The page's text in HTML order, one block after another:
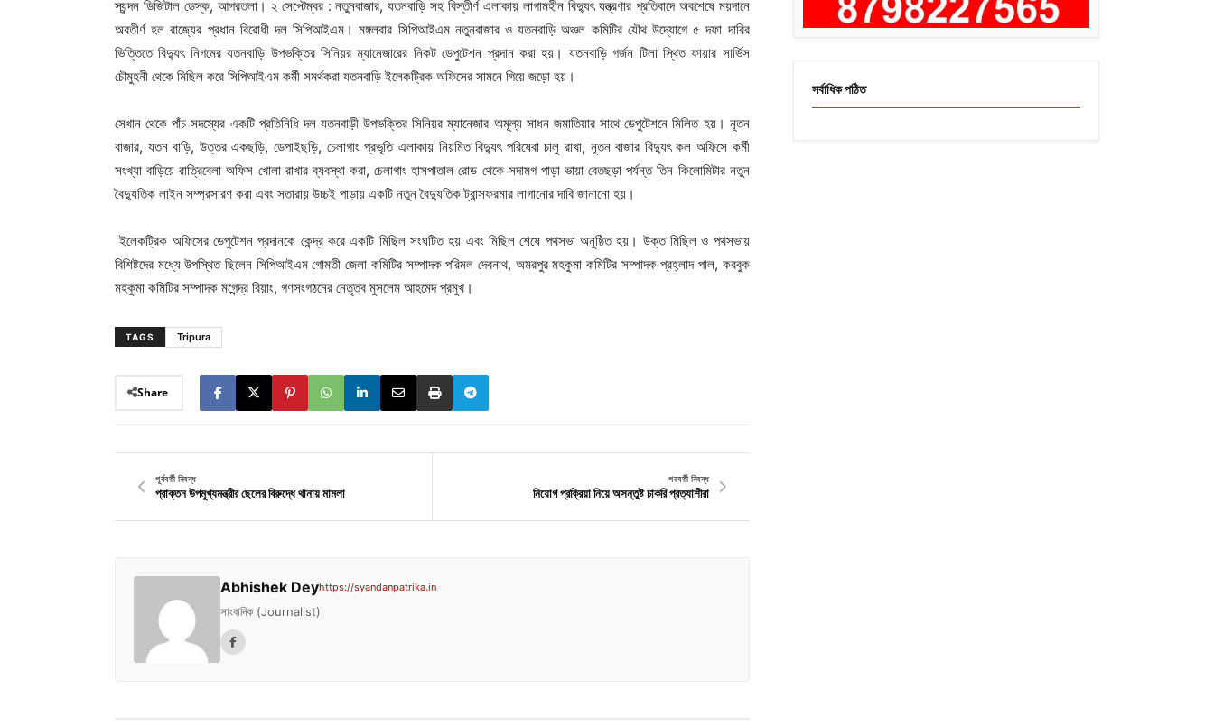
স্যন্দন ডিজিটাল ডেস্ক, আগরতলা। ২ সেপ্টেম্বর : নতুনবাজার, যতনবাড়ি সহ বিস্তীর্ণ এলাকায় লাগামহীন বিদ্যুৎ যন্ত্রণার প্রতিবাদে অবশেষে ময়দানে
অবতীর্ণ হল রাজ্যের প্রধান বিরোধী দল সিপিআইএম। মঙ্গলবার সিপিআইএম নতুনবাজার ও যতনবাড়ি অঞ্চল কমিটির যৌথ উদ্যোগে ৫ দফা দাবির
ভিত্তিতে বিদ্যুৎ নিগমের যতনবাড়ি উপভক্তির সিনিয়র ম্যানেজারের নিকট ডেপুটেশন প্রদান করা হয়। যতনবাড়ি গর্জন টিলা স্থিত ফায়ার সার্ভিস
চৌমুহনী থেকে মিছিল করে সিপিআইএম কর্মী সমর্থকরা যতনবাড়ি ইলেকট্রিক অফিসের সামনে গিয়ে জড়ো হয়।
সেখান থেকে পাঁচ সদস্যের একটি প্রতিনিধি দল যতনবাড়ী উপভক্তির সিনিয়র ম্যানেজার অমূল্য সাধন জমাতিয়ার সাথে ডেপুটেশনে মিলিত হয়। নূতন
বাজার, যতন বাড়ি, উত্তর একছড়ি, ডেপাইছড়ি, চেলাগাং প্রভৃতি এলাকায় নিয়মিত বিদ্যুৎ পরিষেবা চালু রাখা, নূতন বাজার বিদ্যুৎ কল অফিসে কর্মী
সংখ্যা বাড়িয়ে রাত্রিবেলা অফিস খোলা রাখার ব্যবস্থা করা, চেলাগাং হাসপাতাল রোড থেকে সদামগ পাড়া ভায়া বেতছড়া পর্যন্ত তিন কিলোমিটার নতুন
বৈদ্যুতিক লাইন সম্প্রসারণ করা এবং সতারায় উচ্চ‌ই পাড়ায় একটি নতুন বৈদ্যুতিক ট্রান্সফরমার লাগানোর দাবি জানানো হয়।
ইলেকট্রিক অফিসের ডেপুটেশন প্রদানকে কেন্দ্র করে একটি মিছিল সংঘটিত হয় এবং মিছিল শেষে পথসভা অনুষ্ঠিত হয়। উক্ত মিছিল ও পথসভায়
বিশিষ্টদের মধ্যে উপস্থিত ছিলেন সিপিআইএম গোমতী জেলা কমিটির সম্পাদক পরিমল দেবনাথ, অমরপুর মহকুমা কমিটির সম্পাদক প্রহ্লাদ পাল, করবুক
মহকুমা কমিটির সম্পাদক মগেন্দ্র রিয়াং, গণসংগঠনের নেতৃত্ব মুসলেম আহমেদ প্রমুখ।
TAGS Tripura
Share
পূর্ববর্তী নিবন্ধ
প্রাক্তন উপমুখ্যমন্ত্রীর ছেলের বিরুদ্ধে থানায় মামলা
পরবর্তী নিবন্ধ
নিয়োগ প্রক্রিয়া নিয়ে অসন্তুষ্ট চাকরি প্রত্যাশীরা
Abhishek Deyhttps://syandanpatrika.in
সাংবাদিক (Journalist)
সর্বাধিক পঠিত